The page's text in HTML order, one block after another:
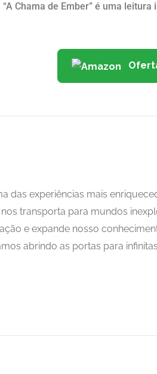
Chama de Ember” é uma leitura
das experiências mais
nos transporta para mundos
e expande nosso
abrindo as portas para